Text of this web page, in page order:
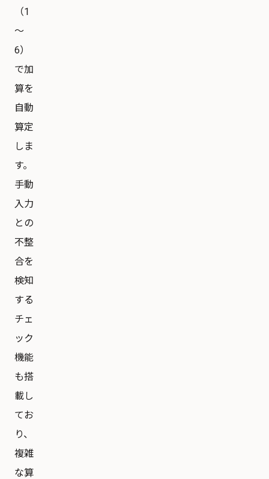
（1
〜
6）
で加
算を
自動
算定
しま
す。
手動
入力
との
不整
合を
検知
する
チェ
ック
機能
も搭
載し
てお
り、
複雑
な算